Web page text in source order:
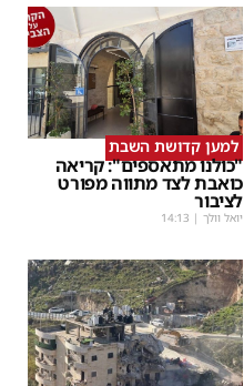
למען קדושת השבת
"כולנו מתאספים": קריאה
כואבת לצד מתווה מפורט
לציבור
יואל וולך |
14:13